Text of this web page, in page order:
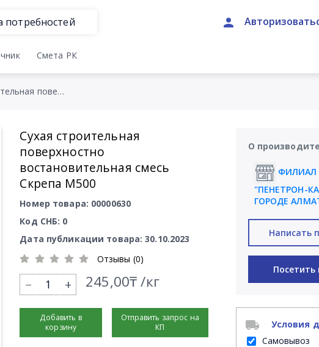
потребностей
Смета РК
Сухая строительная поверхностно востановительная смесь Скрепа М500
Сухая строительная
поверхностно
востановительная смесь
Скрепа М500
Номер товара: 00000630
Код СНБ: 0
Дата публикации товара: 30.10.2023
Отзывы (0)
+ 245,00₸ /кг
Добавить в
корзину
Отправить запрос на
КП
О
ФИЛИАЛ
"ПЕНЕТРОН-
ГОРОДЕ
Написать
Посетить
Условия
Самовывоз